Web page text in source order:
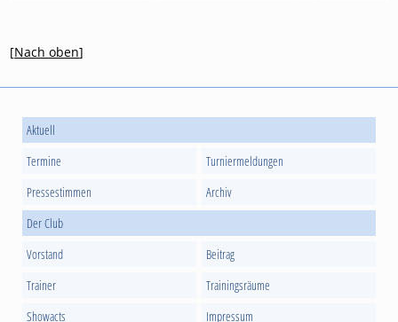
[Nach oben]
Aktuell
Termine
Turniermeldungen
Pressestimmen
Archiv
Der Club
Vorstand
Beitrag
Trainer
Trainingsräume
Showacts
Impressum